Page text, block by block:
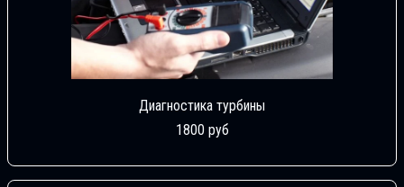
Диагностика турбины
1800 руб